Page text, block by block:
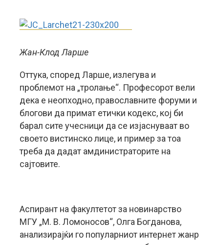
Жан-Клод Ларше
Оттука, според Ларше, излегува и
проблемот на „тролање“. Професорот вели
дека е неопходно, православните форуми и
блогови да примат етички кодекс, кој би
барал сите учесници да се изјаснуваат во
своето вистинско лице, и пример за тоа
треба да дадат амдинистраторите на
сајтовите.
Аспирант на факултетот за новинарство
МГУ „М. В. Ломоносов“, Олга Богданова,
анализирајќи го популарниот интернет жанр